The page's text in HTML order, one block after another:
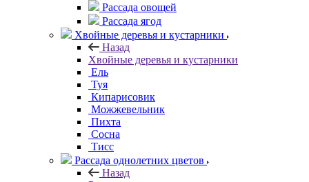
Рассада овощей
Рассада ягод
Хвойные деревья и кустарники
Назад
Хвойные деревья и кустарники
Ель
Туя
Кипарисовик
Можжевельник
Пихта
Сосна
Тисc
Рассада однолетних цветов
Назад